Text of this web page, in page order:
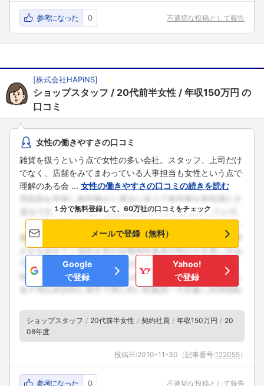
参考になった 0 不適切な投稿として報告
[株式会社HAPiNS]
ショップスタッフ 20代前半女性 年収150万円 の
口コミ
女性の働きやすさの口コミ
雑貨を扱うという点で女性の多い会社。スタッフ、上司だけ
でなく、店舗をみてまわっている人事担当も女性という点で
理解のある会 ... 女性の働きやすさの口コミの続きを読む
１分で無料登録して、60万社の口コミをチェック
メールで登録（無料）
Google
で登録
Yahoo!
で登録
ショップスタッフ 20代前半女性 契約社員 年収150万円
20
08年度
投稿日:2010-11-30 （記事番号:122055）
参考になった 0 不適切な投稿として報告